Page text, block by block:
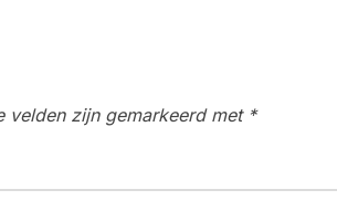
velden zijn gemarkeerd met *